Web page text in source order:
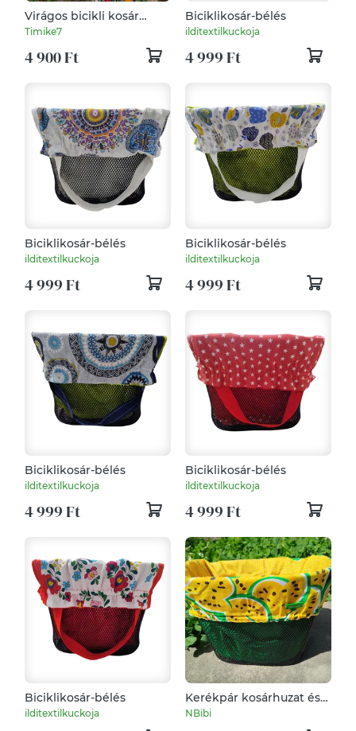
Virágos bicikli kosár
huzat
Timike7
4 900 Ft
Biciklikosár-bélés
ilditextilkuckoja
4 999 Ft
Biciklikosár-bélés
ilditextilkuckoja
4 999 Ft
Biciklikosár-bélés
ilditextilkuckoja
4 999 Ft
Biciklikosár-bélés
ilditextilkuckoja
4 999 Ft
Biciklikosár-bélés
ilditextilkuckoja
4 999 Ft
Biciklikosár-bélés
ilditextilkuckoja
Kerékpár kosárhuzat és
táska 2in1 kosártáska
NBibi